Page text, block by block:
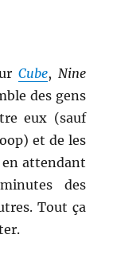
Cube, Nine
des gens
eux (sauf
et de les
attendant
des
Tout ça